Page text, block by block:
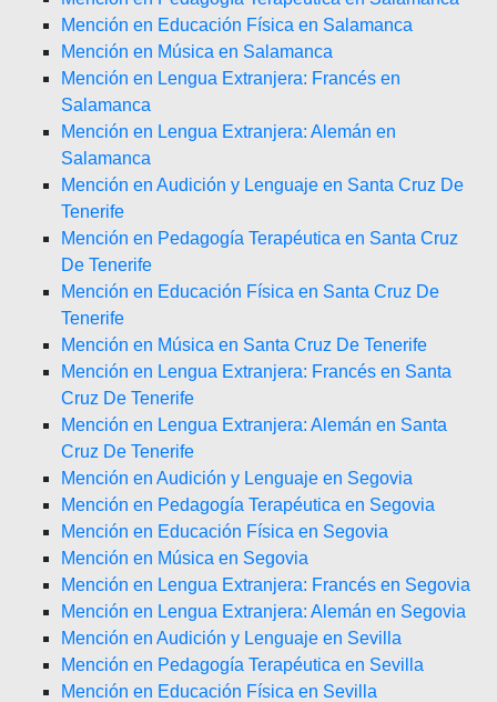
Mención en Educación Física en Salamanca
Mención en Música en Salamanca
Mención en Lengua Extranjera: Francés en
Salamanca
Mención en Lengua Extranjera: Alemán en
Salamanca
Mención en Audición y Lenguaje en Santa Cruz De
Tenerife
Mención en Pedagogía Terapéutica en Santa Cruz
De Tenerife
Mención en Educación Física en Santa Cruz De
Tenerife
Mención en Música en Santa Cruz De Tenerife
Mención en Lengua Extranjera: Francés en Santa
Cruz De Tenerife
Mención en Lengua Extranjera: Alemán en Santa
Cruz De Tenerife
Mención en Audición y Lenguaje en Segovia
Mención en Pedagogía Terapéutica en Segovia
Mención en Educación Física en Segovia
Mención en Música en Segovia
Mención en Lengua Extranjera: Francés en Segovia
Mención en Lengua Extranjera: Alemán en Segovia
Mención en Audición y Lenguaje en Sevilla
Mención en Pedagogía Terapéutica en Sevilla
Mención en Educación Física en Sevilla